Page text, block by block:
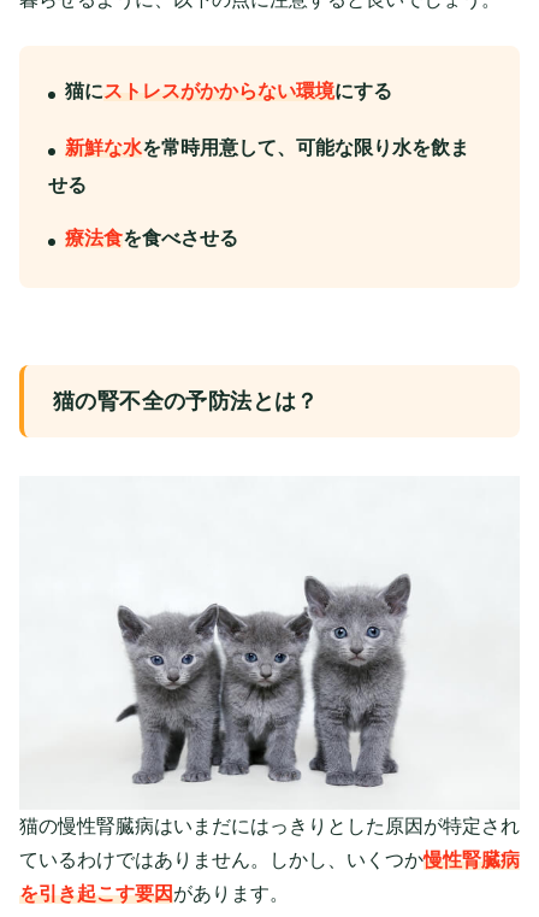
猫にストレスがかからない環境にする
新鮮な水を常時用意して、可能な限り水を飲ま
せる
療法食を食べさせる
猫の腎不全の予防法とは？
猫の慢性腎臓病はいまだにはっきりとした原因が特定され
ているわけではありません。しかし、いくつか慢性腎臓病
を引き起こす要因があります。